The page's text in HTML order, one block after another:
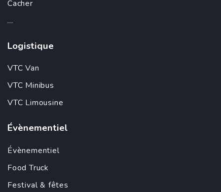
Cacher
...
Logistique
VTC Van
VTC Minibus
VTC Limousine
Évènementiel
Évènementiel
Food Truck
Festival & fêtes